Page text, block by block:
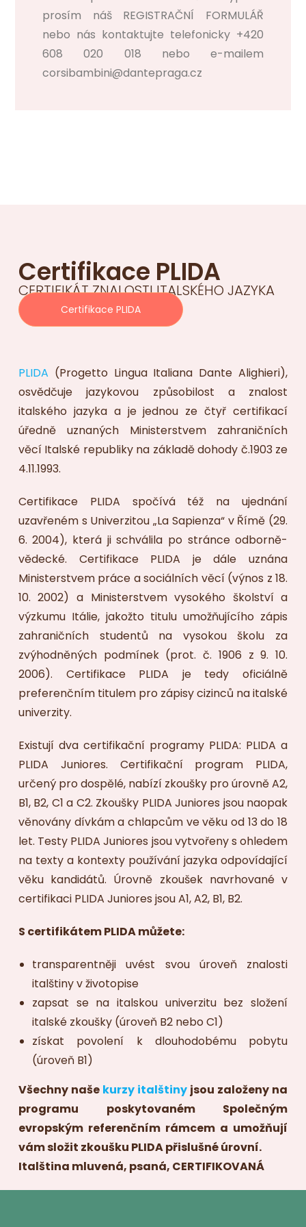
prosím náš REGISTRAČNÍ FORMULÁŘ
nebo nás kontaktujte telefonicky +420
608 020 018 nebo e-mailem
corsibambini@dantepraga.cz
Certifikace PLIDA
CERTIFIKÁT ZNALOSTI ITALSKÉHO JAZYKA
Certifikace PLIDA
PLIDA (Progetto Lingua Italiana Dante Alighieri),
osvědčuje jazykovou způsobilost a znalost
italského jazyka a je jednou ze čtyř certifikací
úředně uznaných Ministerstvem zahraničních
věcí Italské republiky na základě dohody č.1903 ze
4.11.1993.
Certifikace PLIDA spočívá též na ujednání
uzavřeném s Univerzitou „La Sapienza“ v Římě (29.
6. 2004), která ji schválila po stránce odborně-
vědecké. Certifikace PLIDA je dále uznána
Ministerstvem práce a sociálních věcí (výnos z 18.
10. 2002) a Ministerstvem vysokého školství a
výzkumu Itálie, jakožto titulu umožňujícího zápis
zahraničních studentů na vysokou školu za
zvýhodněných podmínek (prot. č. 1906 z 9. 10.
2006). Certifikace PLIDA je tedy oficiálně
preferenčním titulem pro zápisy cizinců na italské
univerzity.
Existují dva certifikační programy PLIDA: PLIDA a
PLIDA Juniores. Certifikační program PLIDA,
určený pro dospělé, nabízí zkoušky pro úrovně A2,
B1, B2, C1 a C2. Zkoušky PLIDA Juniores jsou naopak
věnovány dívkám a chlapcům ve věku od 13 do 18
let. Testy PLIDA Juniores jsou vytvořeny s ohledem
na texty a kontexty používání jazyka odpovídající
věku kandidátů. Úrovně zkoušek navrhované v
certifikaci PLIDA Juniores jsou A1, A2, B1, B2.
S certifikátem PLIDA můžete:
transparentněji uvést svou úroveň znalosti
italštiny v životopise
zapsat se na italskou univerzitu bez složení
italské zkoušky (úroveň B2 nebo C1)
získat povolení k dlouhodobému pobytu
(úroveň B1)
Všechny naše kurzy italštiny jsou založeny na
programu poskytovaném Společným
evropským referenčním rámcem a umožňují
vám složit zkoušku PLIDA přislušné úrovní.
Italština mluvená, psaná, CERTIFIKOVANÁ